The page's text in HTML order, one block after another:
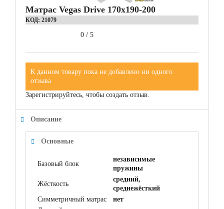
Матрас Vegas Drive 170x190-200
КОД: 21079
0 / 5
К данном товару пока не добавлено ни одного
отзыва
Зарегистрируйтесь, чтобы создать отзыв.
Описание
Основные
Базовый блок
независимые
пружины
Жёсткость
средний,
среднежёсткий
Симметричный матрас
нет